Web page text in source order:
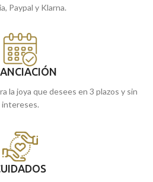
Paypal y Klarna.
la joya que desees en 3 plazos y sin
intereses.